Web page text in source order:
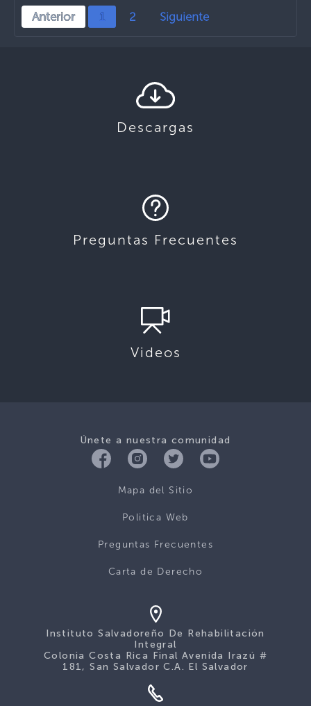
Anterior 1 2 Siguiente
Descargas
Preguntas Frecuentes
Videos
Únete a nuestra comunidad
Mapa del Sitio
Politica Web
Preguntas Frecuentes
Carta de Derecho
Instituto Salvadoreño De Rehabilitación
Integral
Colonia Costa Rica Final Avenida Irazú #
181, San Salvador C.A. El Salvador